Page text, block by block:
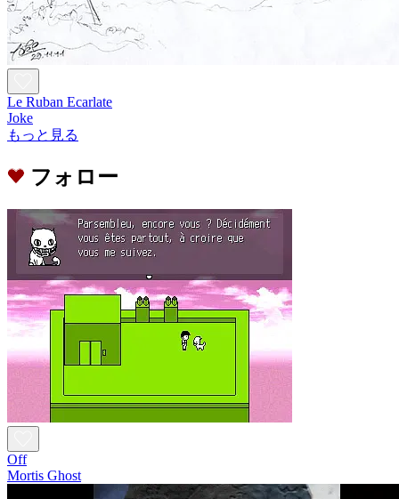
Le Ruban Ecarlate
Joke
もっと見る
フォロー
Off
Mortis Ghost